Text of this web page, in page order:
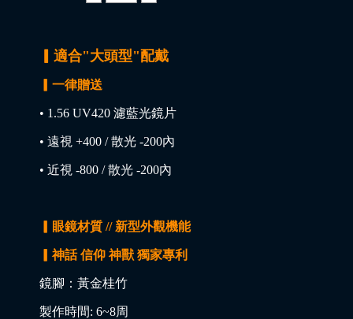
▎適合"大頭型"配戴
▎一律贈送
• 1.56 UV420 濾藍光鏡片
• 遠視 +400 / 散光 -200內
• 近視 -800 / 散光 -200內
▎眼鏡材質 // 新型外觀機能
▎神話 信仰 神獸 獨家專利
鏡腳：黃金桂竹
製作時間: 6~8周